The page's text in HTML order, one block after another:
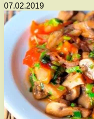
07.02.2019